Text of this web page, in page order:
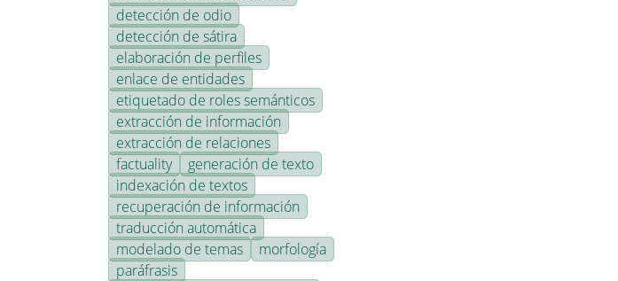
detección de odio
detección de sátira
elaboración de perfiles
enlace de entidades
etiquetado de roles semánticos
extracción de información
extracción de relaciones
factuality
generación de texto
indexación de textos
recuperación de información
traducción automática
modelado de temas
morfología
paráfrasis